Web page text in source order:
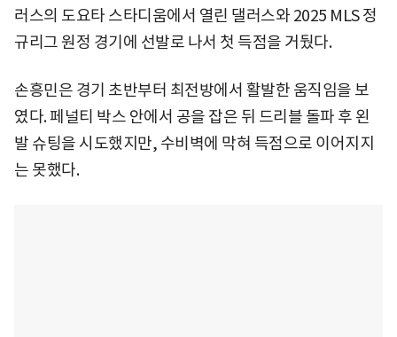
러스의 도요타 스타디움에서 열린 댈러스와 2025 MLS 정
규리그 원정 경기에 선발로 나서 첫 득점을 거뒀다.
손흥민은 경기 초반부터 최전방에서 활발한 움직임을 보
였다. 페널티 박스 안에서 공을 잡은 뒤 드리블 돌파 후 왼
발 슈팅을 시도했지만, 수비벽에 막혀 득점으로 이어지지
는 못했다.